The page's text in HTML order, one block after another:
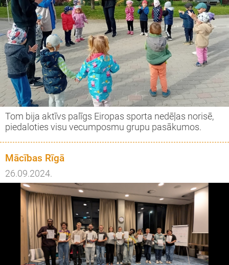
Tom bija aktīvs palīgs Eiropas sporta nedēļas norisē,
piedaloties visu vecumposmu grupu pasākumos.
Mācības Rīgā
26.09.2024.